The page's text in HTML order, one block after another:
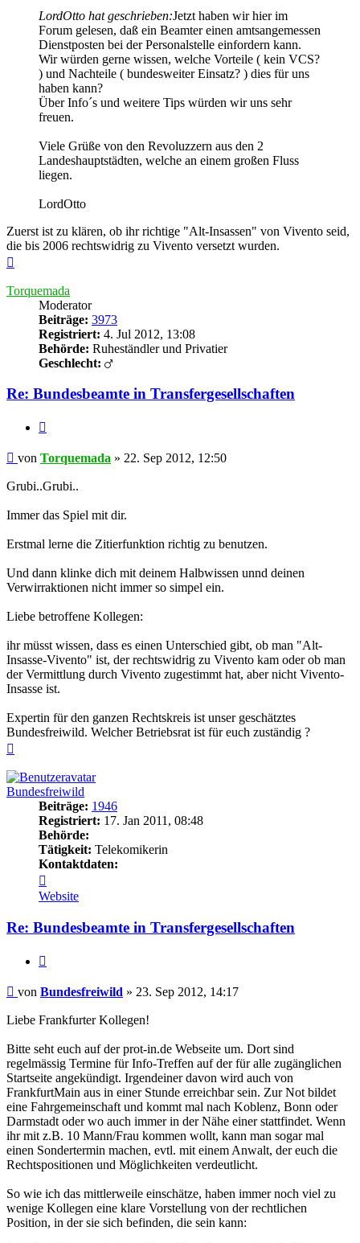
LordOtto hat geschrieben:Jetzt haben wir hier im
Forum gelesen, daß ein Beamter einen amtsangemessen
Dienstposten bei der Personalstelle einfordern kann.
Wir würden gerne wissen, welche Vorteile ( kein VCS?
) und Nachteile ( bundesweiter Einsatz? ) dies für uns
haben kann?
Über Info´s und weitere Tips würden wir uns sehr
freuen.
Viele Grüße von den Revoluzzern aus den 2
Landeshauptstädten, welche an einem großen Fluss
liegen.
LordOtto
Zuerst ist zu klären, ob ihr richtige "Alt-Insassen" von Vivento seid,
die bis 2006 rechtswidrig zu Vivento versetzt wurden.
Torquemada
Moderator
Beiträge: 3973
Registriert: 4. Jul 2012, 13:08
Behörde: Ruheständler und Privatier
Geschlecht:
Re: Bundesbeamte in Transfergesellschaften
Beitrag
von Torquemada » 22. Sep 2012, 12:50
Grubi..Grubi..
Immer das Spiel mit dir.
Erstmal lerne die Zitierfunktion richtig zu benutzen.
Und dann klinke dich mit deinem Halbwissen unnd deinen
Verwirraktionen nicht immer so simpel ein.
Liebe betroffene Kollegen:
ihr müsst wissen, dass es einen Unterschied gibt, ob man "Alt-
Insasse-Vivento" ist, der rechtswidrig zu Vivento kam oder ob man
der Vermittlung durch Vivento zugestimmt hat, aber nicht Vivento-
Insasse ist.
Expertin für den ganzen Rechtskreis ist unser geschätztes
Bundesfreiwild. Welcher Betriebsrat ist für euch zuständig ?
Bundesfreiwild
Beiträge: 1946
Registriert: 17. Jan 2011, 08:48
Behörde:
Tätigkeit: Telekomikerin
Kontaktdaten:
von
Bundesfreiwild
Website
Re: Bundesbeamte in Transfergesellschaften
Beitrag
von Bundesfreiwild » 23. Sep 2012, 14:17
Liebe Frankfurter Kollegen!
Bitte seht euch auf der prot-in.de Webseite um. Dort sind
regelmässig Termine für Info-Treffen auf der für alle zugänglichen
Startseite angekündigt. Irgendeiner davon wird auch von
FrankfurtMain aus in einer Stunde erreichbar sein. Zur Not bildet
eine Fahrgemeinschaft und kommt mal nach Koblenz, Bonn oder
Darmstadt oder wo auch immer in der Nähe einer stattfindet. Wenn
ihr mit z.B. 10 Mann/Frau kommen wollt, kann man sogar mal
einen Sondertermin machen, evtl. mit einem Anwalt, der euch die
Rechtspositionen und Möglichkeiten verdeutlicht.
So wie ich das mittlerweile einschätze, haben immer noch viel zu
wenige Kollegen eine klare Vorstellung von der rechtlichen
Position, in der sie sich befinden, die sein kann: